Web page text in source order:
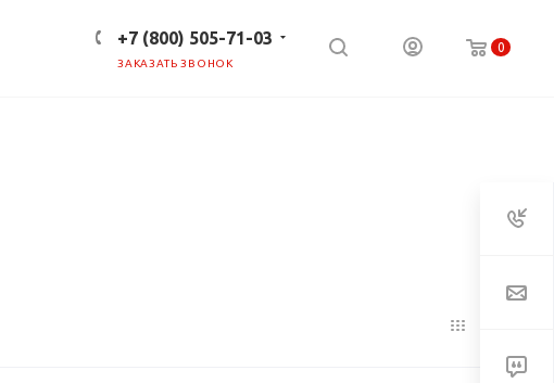
0
+7 (800) 505-71-03
ЗАКАЗАТЬ ЗВОНОК